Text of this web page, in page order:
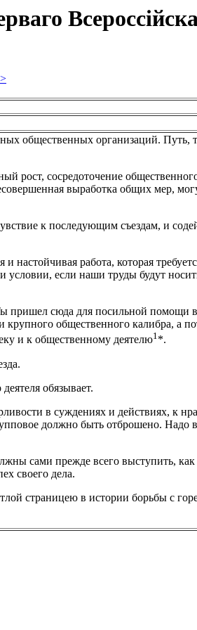
общественных организаций. Путь,
рост, сосредоточение
выработка общих мер,
к последующим съездам, и
настойчивая работа, которая
если наши труды будут
пришел сюда для посильной помощи
крупного общественного калибра, а
и к общественному деятелю1*.
обязывает.
в суждениях и действиях, к
должно быть отброшено. Надо
сами прежде всего выступить, как
своего дела.
страницею в истории борьбы с